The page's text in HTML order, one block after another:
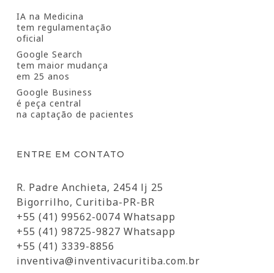
IA na Medicina
tem regulamentação
oficial
Google Search
tem maior mudança
em 25 anos
Google Business
é peça central
na captação de pacientes
ENTRE EM CONTATO
R. Padre Anchieta, 2454 lj 25
Bigorrilho, Curitiba-PR-BR
+55 (41) 99562-0074 Whatsapp
+55 (41) 98725-9827 Whatsapp
+55 (41) 3339-8856
inventiva@inventivacuritiba.com.br